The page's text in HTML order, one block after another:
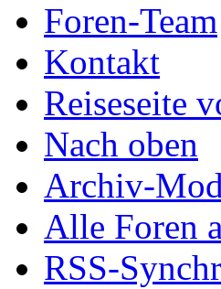
Foren-Team
Kontakt
Reiseseite
Nach oben
Archiv-
Alle Foren
RSS-